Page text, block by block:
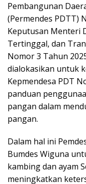
Pembangunan
(Permendes PDTT)
Keputusan Menteri
Tertinggal, dan
Nomor 3 Tahun
dialokasikan untuk
Kepmendesa PDT
panduan
pangan dalam
pangan.
Dalam hal ini
Bumdes Wiguna
kambing dan ayam
meningkatkan